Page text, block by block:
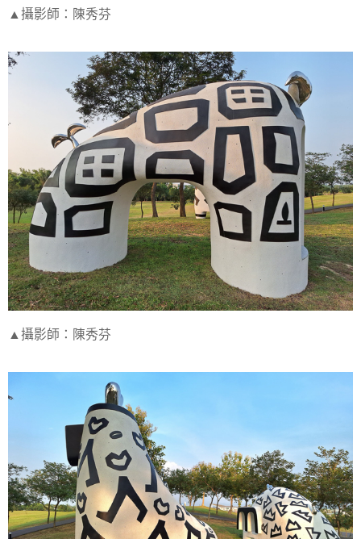
▲攝影師：陳秀芬
▲攝影師：陳秀芬